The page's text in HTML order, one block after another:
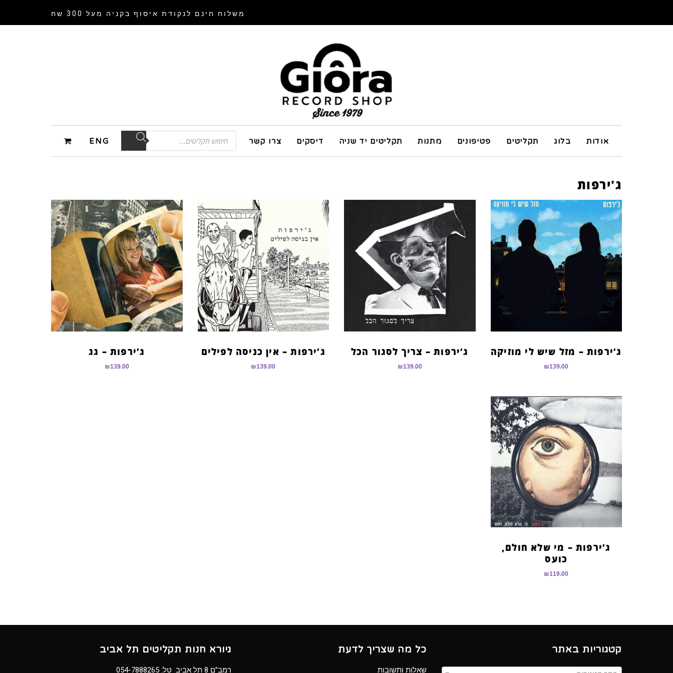
משלוח חינם לנקודת איסוף בקניה מעל 300 שח
אודות בלוג תקליטים פטיפונים מתנות תקליטים יד שניה דיסקים צרו קשר ENG
ג'ירפות
ג’ירפות – מזל שיש לי מוזיקה
₪139.00
ג’ירפות – צריך לסגור הכל
₪139.00
ג’ירפות – אין כניסה לפילים
₪139.00
ג’ירפות – גג
₪139.00
ג’ירפות – מי שלא חולם,
כועס
₪119.00
קטגוריות באתר כל מה שצריך לדעת
שאלות ותשובות
גיורא חנות תקליטים תל אביב
רמב”ם 8 תל אביב טל: 054-7888265